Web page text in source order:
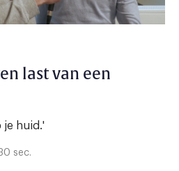
last van een
je huid.'
sec.